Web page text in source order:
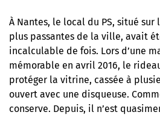
À Nantes, le local du PS, situé sur
plus passantes de la ville, avait
incalculable de fois. Lors d’une
mémorable en avril 2016, le
protéger la vitrine, cassée à
ouvert avec une disqueuse.
conserve. Depuis, il n’est